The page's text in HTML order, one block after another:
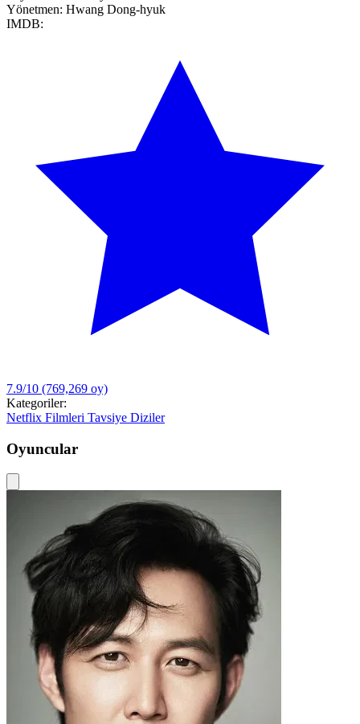
Yönetmen: Hwang Dong-hyuk
IMDB:
7.9/10 (769,269 oy)
Kategoriler:
Netflix Filmleri Tavsiye Diziler
Oyuncular